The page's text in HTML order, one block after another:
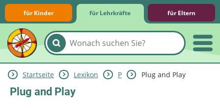
für Kinder für Lehrkräfte für Eltern
Lernmodule
Unterrichts­materialien
Internet-ABC-Schule
Praxishilfen
Aktuelles
Startseite Lexikon P Plug and Play
Plug and Play